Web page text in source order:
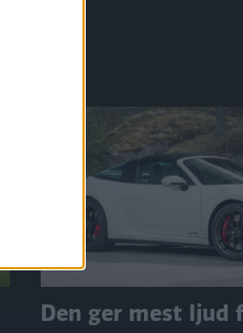
Den ger mest ljud